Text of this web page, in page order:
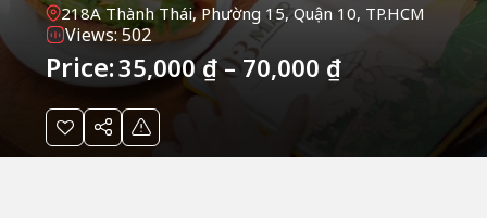
218A Thành Thái, Phường 15, Quận 10, TP.HCM
Views: 502
Price:35,000₫ – 70,000 ₫